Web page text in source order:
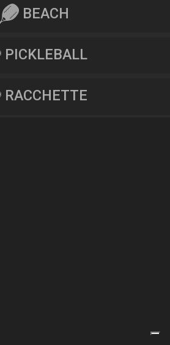
BEACH
PICKLEBALL
RACCHETTE